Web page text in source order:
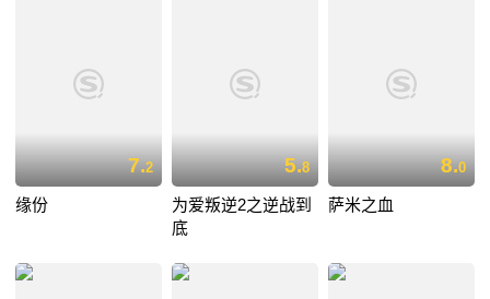
7.2
缘份
5.8
为爱叛逆2之逆战到
底
8.0
萨米之血